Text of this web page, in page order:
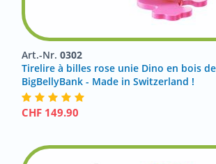
Art.-Nr. 0302
Tirelire à billes rose unie Dino en bois
BigBellyBank - Made in Switzerland !
CHF 149.90